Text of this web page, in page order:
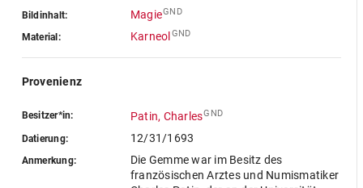
Bildinhalt: MagieGND
Material: Karneol GND
Provenienz
Besitzer*in: Patin, CharlesGND
Datierung: 12/31/1693
Anmerkung:
Die Gemme war im Besitz des
französischen Arztes und Numismatiker